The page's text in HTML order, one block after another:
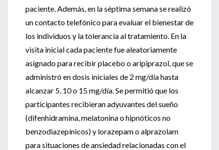
paciente. Además, en la séptima semana se realizó
un contacto telefónico para evaluar el bienestar de
los individuos y la tolerancia al tratamiento. En la
visita inicial cada paciente fue aleatoriamente
asignado para recibir placebo o aripiprazol, que se
administró en dosis iniciales de 2 mg/día hasta
alcanzar 5, 10 o 15 mg/día. Se permitió que los
participantes recibieran adyuvantes del sueño
(difenhidramina, melatonina o hipnóticos no
benzodiazepínicos) y lorazepam o alprazolam
para situaciones de ansiedad relacionadas con el